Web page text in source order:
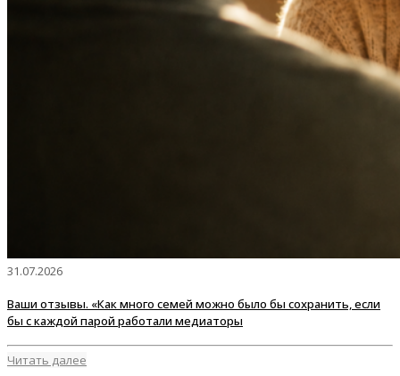
31.07.2026
Ваши отзывы. «Как много семей можно было бы сохранить, если
бы с каждой парой работали медиаторы
Читать далее